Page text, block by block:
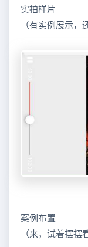
实拍样片
（有实例展示，
案例布置
（来，试着摆摆